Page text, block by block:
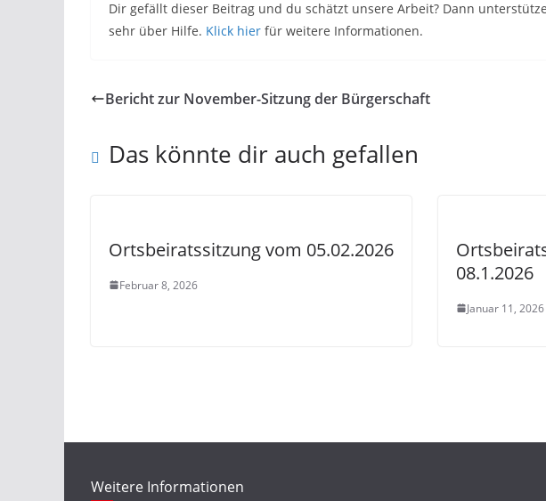
Dir gefällt dieser Beitrag und du schätzt unsere Arbeit? Dann
sehr über Hilfe. Klick hier für weitere Informationen.
Bericht zur November-Sitzung der Bürgerschaft
Das könnte dir auch gefallen
Ortsbeiratssitzung vom 05.02.2026
Februar 8, 2026
08.1.2026
Januar 11, 2026
Weitere Informationen